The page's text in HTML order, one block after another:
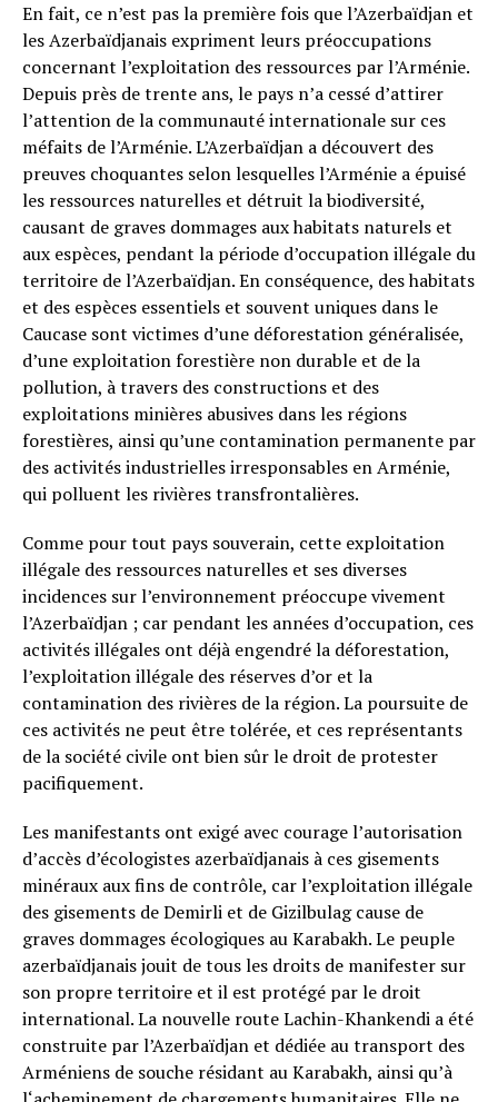
En fait, ce n’est pas la première fois que l’Azerbaïdjan et
les Azerbaïdjanais expriment leurs préoccupations
concernant l’exploitation des ressources par l’Arménie.
Depuis près de trente ans, le pays n’a cessé d’attirer
l’attention de la communauté internationale sur ces
méfaits de l’Arménie. L’Azerbaïdjan a découvert des
preuves choquantes selon lesquelles l’Arménie a épuisé
les ressources naturelles et détruit la biodiversité,
causant de graves dommages aux habitats naturels et
aux espèces, pendant la période d’occupation illégale du
territoire de l’Azerbaïdjan. En conséquence, des habitats
et des espèces essentiels et souvent uniques dans le
Caucase sont victimes d’une déforestation généralisée,
d’une exploitation forestière non durable et de la
pollution, à travers des constructions et des
exploitations minières abusives dans les régions
forestières, ainsi qu’une contamination permanente par
des activités industrielles irresponsables en Arménie,
qui polluent les rivières transfrontalières.
Comme pour tout pays souverain, cette exploitation
illégale des ressources naturelles et ses diverses
incidences sur l’environnement préoccupe vivement
l’Azerbaïdjan ; car pendant les années d’occupation, ces
activités illégales ont déjà engendré la déforestation,
l’exploitation illégale des réserves d’or et la
contamination des rivières de la région. La poursuite de
ces activités ne peut être tolérée, et ces représentants
de la société civile ont bien sûr le droit de protester
pacifiquement.
Les manifestants ont exigé avec courage l’autorisation
d’accès d’écologistes azerbaïdjanais à ces gisements
minéraux aux fins de contrôle, car l’exploitation illégale
des gisements de Demirli et de Gizilbulag cause de
graves dommages écologiques au Karabakh. Le peuple
azerbaïdjanais jouit de tous les droits de manifester sur
son propre territoire et il est protégé par le droit
international. La nouvelle route Lachin-Khankendi a été
construite par l’Azerbaïdjan et dédiée au transport des
Arméniens de souche résidant au Karabakh, ainsi qu’à